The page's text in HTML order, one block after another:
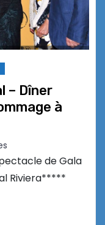
– Dîner
à
de Gala
Riviera*****